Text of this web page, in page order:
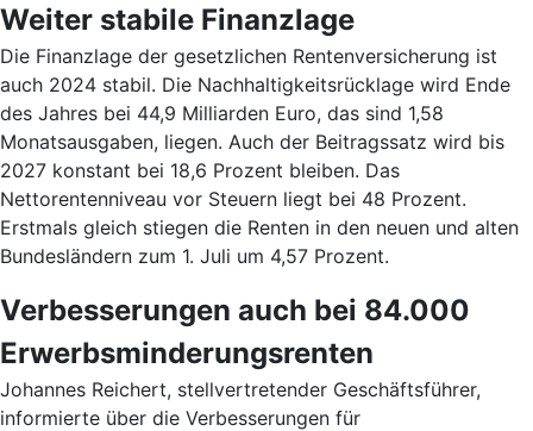
Weiter stabile Finanzlage
Die Finanzlage der gesetzlichen Rentenversicherung ist
auch 2024 stabil. Die Nachhaltigkeitsrücklage wird Ende
des Jahres bei 44,9 Milliarden Euro, das sind 1,58
Monatsausgaben, liegen. Auch der Beitragssatz wird bis
2027 konstant bei 18,6 Prozent bleiben. Das
Nettorentenniveau vor Steuern liegt bei 48 Prozent.
Erstmals gleich stiegen die Renten in den neuen und alten
Bundesländern zum 1. Juli um 4,57 Prozent.
Verbesserungen auch bei 84.000
Erwerbsminderungsrenten
Johannes Reichert, stellvertretender Geschäftsführer,
informierte über die Verbesserungen für